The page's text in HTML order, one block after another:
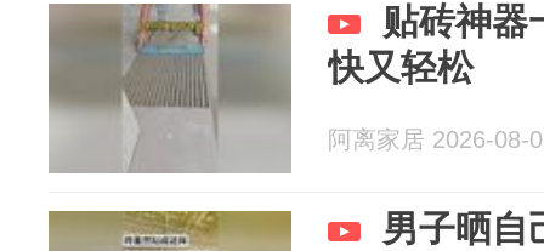
贴砖神器
快又轻松
阿离家居 2026-08-
男子晒自